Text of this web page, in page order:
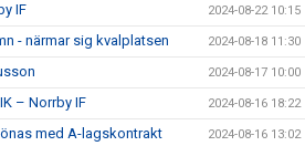
IF 2024-08-22 10:15
- närmar sig kvalplatsen 2024-08-18 11:30
2024-08-17 10:00
– Norrby IF 2024-08-16 18:22
med A-lagskontrakt 2024-08-16 13:02